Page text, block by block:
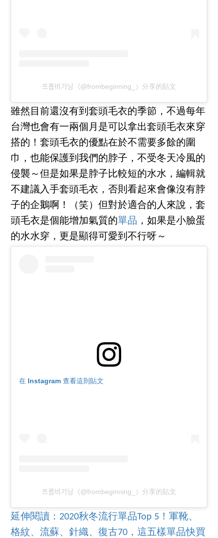
프롬비기닝（@frombeginning_）分享的貼文
雖然目前還沒有到套頭毛衣的季節，不過每年
台灣也會有一兩個月是可以拿出套頭毛衣來穿
搭的！套頭毛衣的優點在於不需要多餘的圍
巾，也能保護到我們的脖子，不受冬天冷風的
侵襲～但是如果是脖子比較短的水水，編輯就
不建議入手套頭毛衣，否則看起來會像沒有脖
子的企鵝啊！（笑）但對於適合的人來說，套
頭毛衣是個能增加氣質的單品 ，如果是小臉蛋
的水水穿，更是顯得可愛到不行呀～
在 Instagram 查看這則貼文
프롬비기닝（@frombeginning_）分享的貼文
延伸閱讀：2020秋冬流行單品Top 5！軍靴、
格紋、流蘇、針織、復古70，這五樣單品快買